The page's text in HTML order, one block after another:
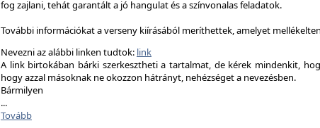
fog zajlani, tehát garantált a jó hangulat és a színvonalas feladatok.
További információkat a verseny kiírásából meríthettek, amelyet
Nevezni az alábbi linken tudtok: link
A link birtokában bárki szerkesztheti a tartalmat, de kérek mindenkit,
hogy azzal másoknak ne okozzon hátrányt, nehézséget a nevezésben.
Bármilyen
...
Tovább